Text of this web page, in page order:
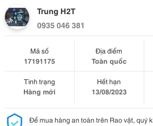
Trung H2T
0935 046 381
Mã số
17191175
Địa điểm
Toàn quốc
Tình trạng
Hàng mới
Hết hạn
13/08/2023
Để mua hàng an toàn trên Rao vặt, quý